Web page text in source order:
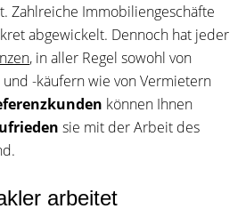
Zahlreiche Immobiliengeschäfte
abgewickelt. Dennoch hat jeder
, in aller Regel sowohl von
-käufern wie von Vermietern
können Ihnen
sie mit der Arbeit des
arbeitet